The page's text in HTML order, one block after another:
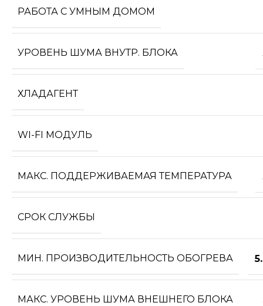
РАБОТА С УМНЫМ ДОМОМ
УРОВЕНЬ ШУМА ВНУТР. БЛОКА
ХЛАДАГЕНТ
WI-FI МОДУЛЬ
МАКС. ПОДДЕРЖИВАЕМАЯ ТЕМПЕРАТУРА
СРОК СЛУЖБЫ
МИН. ПРОИЗВОДИТЕЛЬНОСТЬ ОБОГРЕВА
МАКС. УРОВЕНЬ ШУМА ВНЕШНЕГО БЛОКА